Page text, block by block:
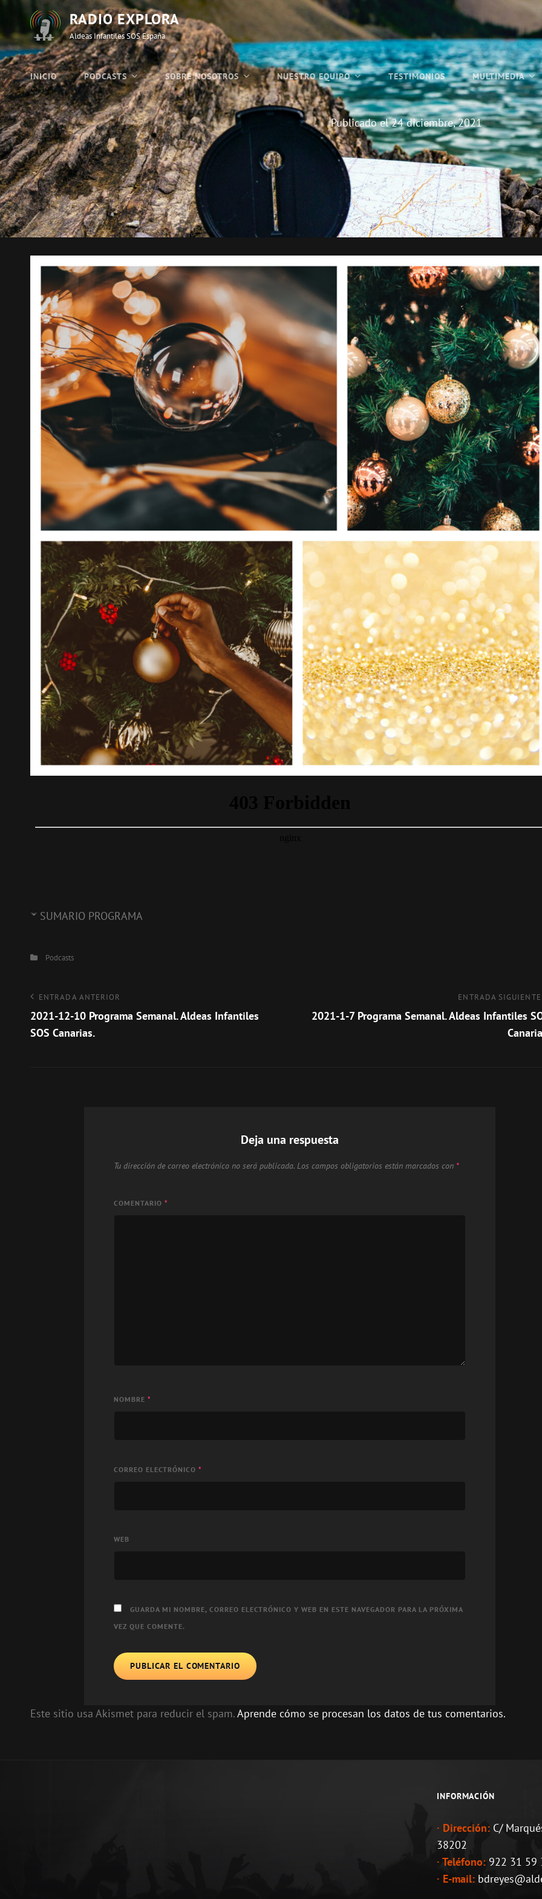
RADIO EXPLORA
Aldeas Infantiles SOS España
INICIO PODCASTS SOBRE NOSOTROS NUESTRO EQUIPO TESTIMONIOS MULTIMEDIA
Publicado el24 diciembre, 2021
SUMARIO PROGRAMA
Categorías
Podcasts
Navegación
de
entradas
Entrada
anterior
ENTRADA ANTERIOR
2021-12-10 Programa Semanal. Aldeas Infantiles
SOS Canarias.
siguiente
ENTRADA SIGUIENTE
2021-1-7 Programa Semanal. Aldeas Infantiles
Deja una respuesta
Tu dirección de correo electrónico no será publicada. Los campos obligatorios están marcados con *
COMENTARIO*
NOMBRE*
CORREO ELECTRÓNICO*
WEB
GUARDA MI NOMBRE, CORREO ELECTRÓNICO Y WEB EN ESTE NAVEGADOR PARA LA PRÓXIMA
VEZ QUE COMENTE.
Este sitio usa Akismet para reducir el spam.Aprende cómo se procesan los datos de tus comentarios.
INFORMACIÓN
· Dirección: C/
38202
· Teléfono: 922 31 59
· E-mail: